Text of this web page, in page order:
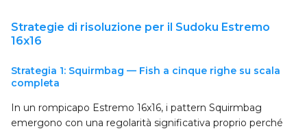
Strategie di risoluzione per il Sudoku Estremo
16x16
Strategia 1: Squirmbag — Fish a cinque righe su scala
completa
In un rompicapo Estremo 16x16, i pattern Squirmbag
emergono con una regolarità significativa proprio perché